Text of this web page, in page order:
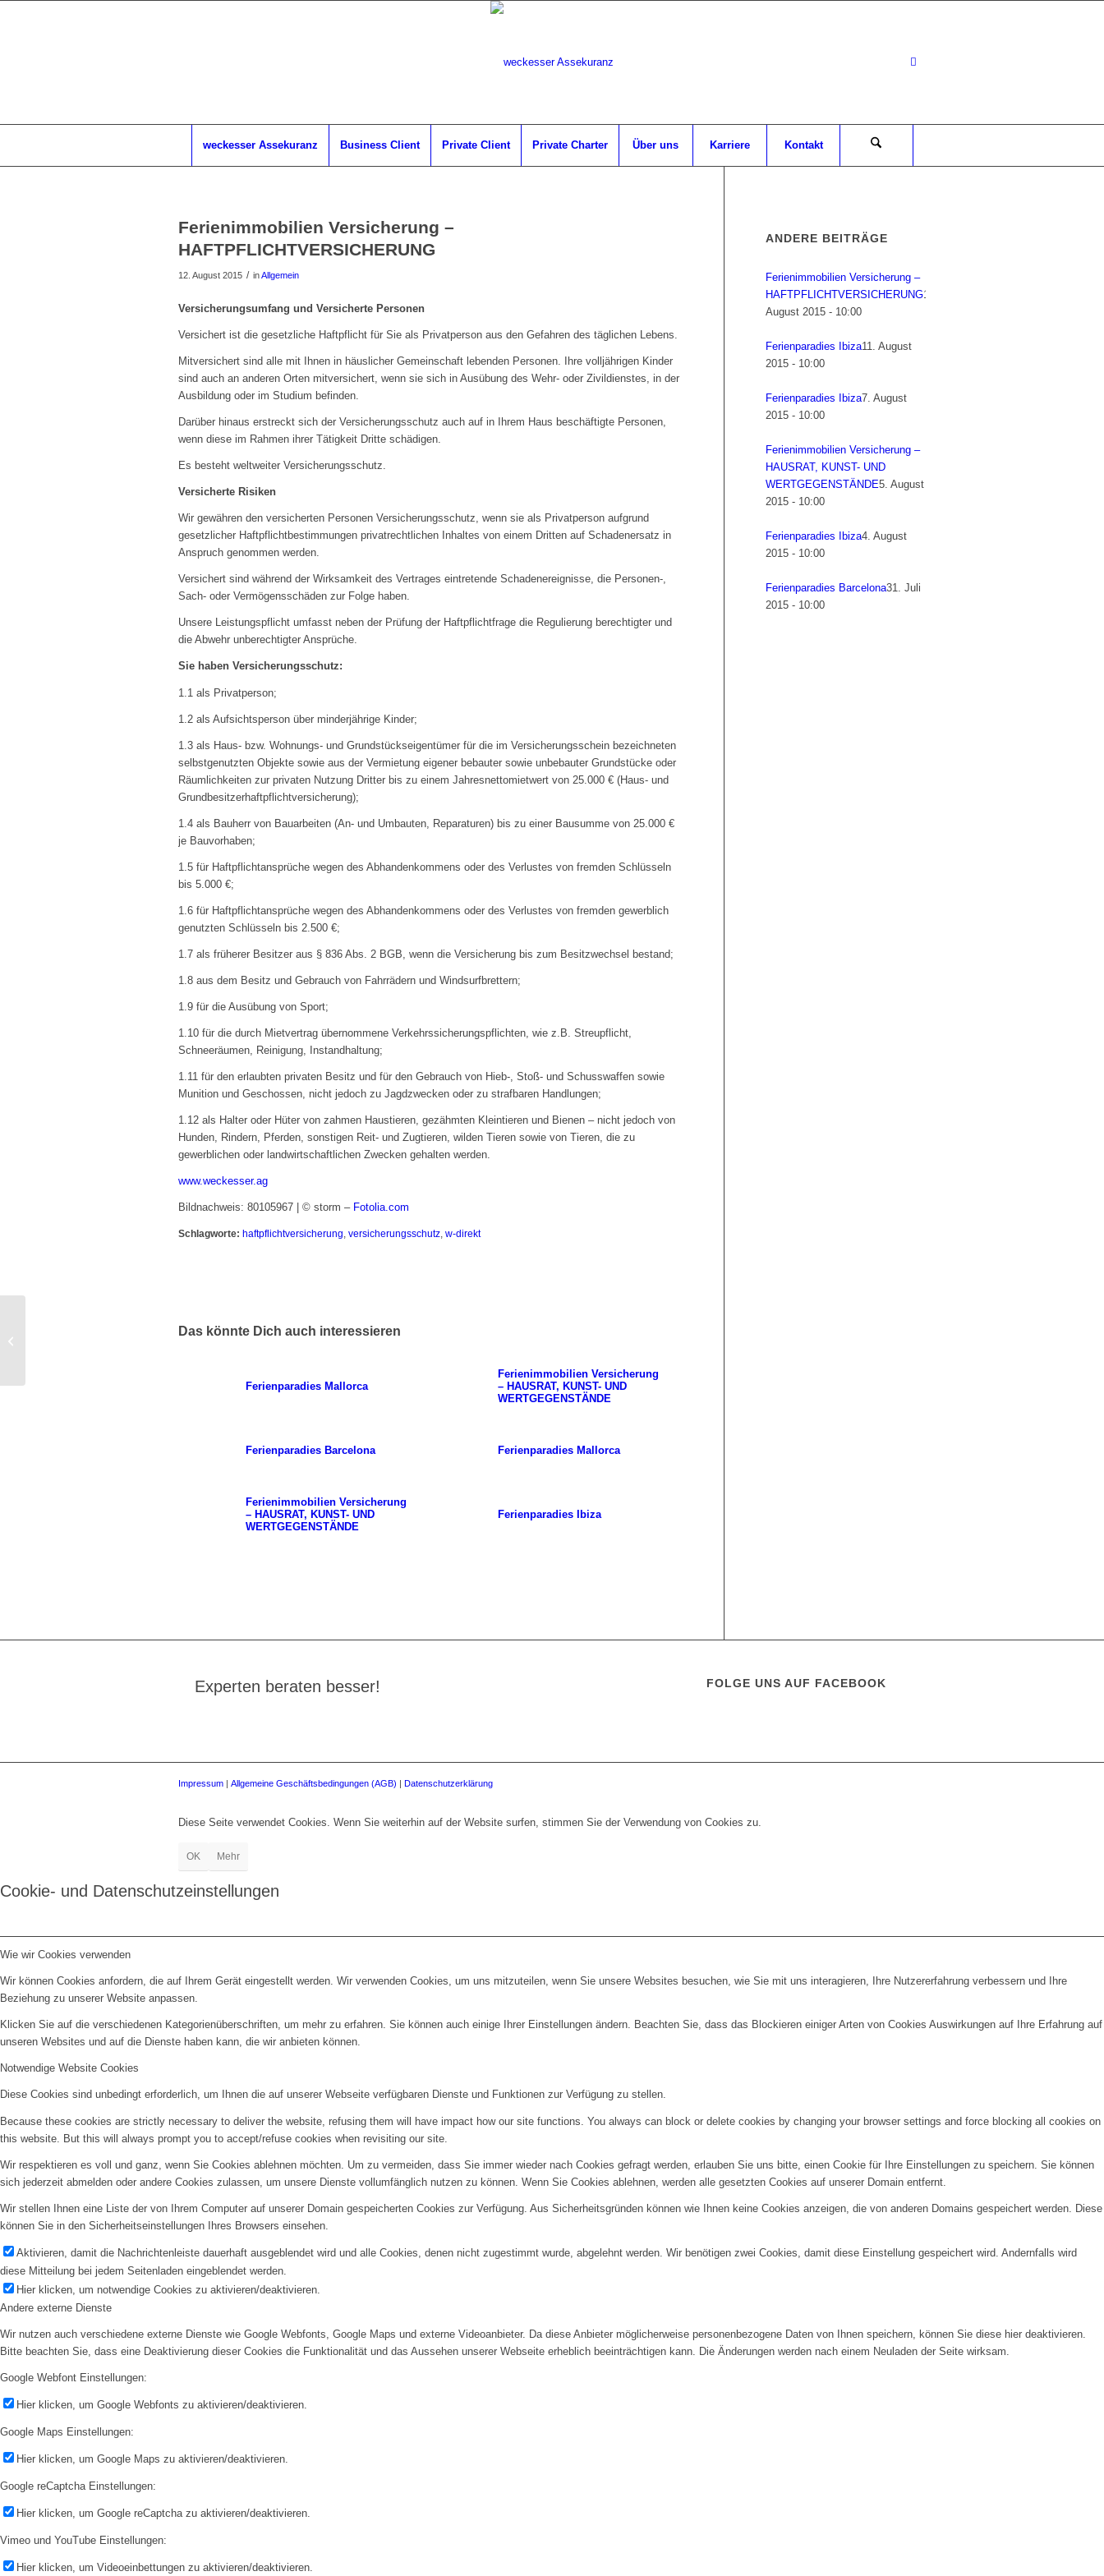
weckesser Assekuranz Business Client Private Client Private Charter Über uns Karriere Kontakt
Ferienimmobilien Versicherung –
HAFTPFLICHTVERSICHERUNG
12. August 2015 / inAllgemein
Versicherungsumfang und Versicherte Personen
Versichert ist die gesetzliche Haftpflicht für Sie als Privatperson aus den Gefahren des täglichen Lebens.
Mitversichert sind alle mit Ihnen in häuslicher Gemeinschaft lebenden Personen. Ihre volljährigen Kinder
sind auch an anderen Orten mitversichert, wenn sie sich in Ausübung des Wehr- oder Zivildienstes, in der
Ausbildung oder im Studium befinden.
Darüber hinaus erstreckt sich der Versicherungsschutz auch auf in Ihrem Haus beschäftigte Personen,
wenn diese im Rahmen ihrer Tätigkeit Dritte schädigen.
Es besteht weltweiter Versicherungsschutz.
Versicherte Risiken
Wir gewähren den versicherten Personen Versicherungsschutz, wenn sie als Privatperson aufgrund
gesetzlicher Haftpflichtbestimmungen privatrechtlichen Inhaltes von einem Dritten auf Schadenersatz in
Anspruch genommen werden.
Versichert sind während der Wirksamkeit des Vertrages eintretende Schadenereignisse, die Personen-,
Sach- oder Vermögensschäden zur Folge haben.
Unsere Leistungspflicht umfasst neben der Prüfung der Haftpflichtfrage die Regulierung berechtigter und
die Abwehr unberechtigter Ansprüche.
Sie haben Versicherungsschutz:
1.1 als Privatperson;
1.2 als Aufsichtsperson über minderjährige Kinder;
1.3 als Haus- bzw. Wohnungs- und Grundstückseigentümer für die im Versicherungsschein bezeichneten
selbstgenutzten Objekte sowie aus der Vermietung eigener bebauter sowie unbebauter Grundstücke oder
Räumlichkeiten zur privaten Nutzung Dritter bis zu einem Jahresnettomietwert von 25.000 € (Haus- und
Grundbesitzerhaftpflichtversicherung);
1.4 als Bauherr von Bauarbeiten (An- und Umbauten, Reparaturen) bis zu einer Bausumme von 25.000 €
je Bauvorhaben;
1.5 für Haftpflichtansprüche wegen des Abhandenkommens oder des Verlustes von fremden Schlüsseln
bis 5.000 €;
1.6 für Haftpflichtansprüche wegen des Abhandenkommens oder des Verlustes von fremden gewerblich
genutzten Schlüsseln bis 2.500 €;
1.7 als früherer Besitzer aus § 836 Abs. 2 BGB, wenn die Versicherung bis zum Besitzwechsel bestand;
1.8 aus dem Besitz und Gebrauch von Fahrrädern und Windsurfbrettern;
1.9 für die Ausübung von Sport;
1.10 für die durch Mietvertrag übernommene Verkehrssicherungspflichten, wie z.B. Streupflicht,
Schneeräumen, Reinigung, Instandhaltung;
1.11 für den erlaubten privaten Besitz und für den Gebrauch von Hieb-, Stoß- und Schusswaffen sowie
Munition und Geschossen, nicht jedoch zu Jagdzwecken oder zu strafbaren Handlungen;
1.12 als Halter oder Hüter von zahmen Haustieren, gezähmten Kleintieren und Bienen – nicht jedoch von
Hunden, Rindern, Pferden, sonstigen Reit- und Zugtieren, wilden Tieren sowie von Tieren, die zu
gewerblichen oder landwirtschaftlichen Zwecken gehalten werden.
www.weckesser.ag
Bildnachweis: 80105967 | © storm – Fotolia.com
Schlagworte: haftpflichtversicherung versicherungsschutz w-direkt
Das könnte Dich auch interessieren
Ferienparadies Mallorca
Ferienimmobilien Versicherung
– HAUSRAT, KUNST- UND
WERTGEGENSTÄNDE
Ferienparadies Barcelona Ferienparadies Mallorca
Ferienimmobilien Versicherung
– HAUSRAT, KUNST- UND
WERTGEGENSTÄNDE
Ferienparadies Ibiza
ANDERE BEITRÄGE
Ferienimmobilien Versicherung –
HAFTPFLICHTVERSICHERUNG12.
August 2015 - 10:00
Ferienparadies Ibiza11. August
2015 - 10:00
Ferienparadies Ibiza7. August
2015 - 10:00
Ferienimmobilien Versicherung –
HAUSRAT, KUNST- UND
WERTGEGENSTÄNDE5. August
2015 - 10:00
Ferienparadies Ibiza4. August
2015 - 10:00
Ferienparadies Barcelona31. Juli
2015 - 10:00
Experten beraten besser! FOLGE UNS AUF FACEBOOK
Impressum | Allgemeine Geschäftsbedingungen (AGB) | Datenschutzerklärung
Diese Seite verwendet Cookies. Wenn Sie weiterhin auf der Website surfen, stimmen Sie der Verwendung von Cookies zu.
OK Mehr
Cookie- und Datenschutzeinstellungen
Wie wir Cookies verwenden
Wir können Cookies anfordern, die auf Ihrem Gerät eingestellt werden. Wir verwenden Cookies, um uns mitzuteilen, wenn Sie unsere Websites besuchen, wie Sie mit uns interagieren, Ihre Nutzererfahrung verbessern und Ihre
Beziehung zu unserer Website anpassen.
Klicken Sie auf die verschiedenen Kategorienüberschriften, um mehr zu erfahren. Sie können auch einige Ihrer Einstellungen ändern. Beachten Sie, dass das Blockieren einiger Arten von Cookies Auswirkungen auf Ihre Erfahrung auf
unseren Websites und auf die Dienste haben kann, die wir anbieten können.
Notwendige Website Cookies
Diese Cookies sind unbedingt erforderlich, um Ihnen die auf unserer Webseite verfügbaren Dienste und Funktionen zur Verfügung zu stellen.
Because these cookies are strictly necessary to deliver the website, refusing them will have impact how our site functions. You always can block or delete cookies by changing your browser settings and force blocking all cookies on
this website. But this will always prompt you to accept/refuse cookies when revisiting our site.
Wir respektieren es voll und ganz, wenn Sie Cookies ablehnen möchten. Um zu vermeiden, dass Sie immer wieder nach Cookies gefragt werden, erlauben Sie uns bitte, einen Cookie für Ihre Einstellungen zu speichern. Sie können
sich jederzeit abmelden oder andere Cookies zulassen, um unsere Dienste vollumfänglich nutzen zu können. Wenn Sie Cookies ablehnen, werden alle gesetzten Cookies auf unserer Domain entfernt.
Wir stellen Ihnen eine Liste der von Ihrem Computer auf unserer Domain gespeicherten Cookies zur Verfügung. Aus Sicherheitsgründen können wie Ihnen keine Cookies anzeigen, die von anderen Domains gespeichert werden. Diese
können Sie in den Sicherheitseinstellungen Ihres Browsers einsehen.
Aktivieren, damit die Nachrichtenleiste dauerhaft ausgeblendet wird und alle Cookies, denen nicht zugestimmt wurde, abgelehnt werden. Wir benötigen zwei Cookies, damit diese Einstellung gespeichert wird. Andernfalls wird
diese Mitteilung bei jedem Seitenladen eingeblendet werden.
Hier klicken, um notwendige Cookies zu aktivieren/deaktivieren.
Andere externe Dienste
Wir nutzen auch verschiedene externe Dienste wie Google Webfonts, Google Maps und externe Videoanbieter. Da diese Anbieter möglicherweise personenbezogene Daten von Ihnen speichern, können Sie diese hier deaktivieren.
Bitte beachten Sie, dass eine Deaktivierung dieser Cookies die Funktionalität und das Aussehen unserer Webseite erheblich beeinträchtigen kann. Die Änderungen werden nach einem Neuladen der Seite wirksam.
Google Webfont Einstellungen:
Hier klicken, um Google Webfonts zu aktivieren/deaktivieren.
Google Maps Einstellungen:
Hier klicken, um Google Maps zu aktivieren/deaktivieren.
Google reCaptcha Einstellungen:
Hier klicken, um Google reCaptcha zu aktivieren/deaktivieren.
Vimeo und YouTube Einstellungen:
Hier klicken, um Videoeinbettungen zu aktivieren/deaktivieren.